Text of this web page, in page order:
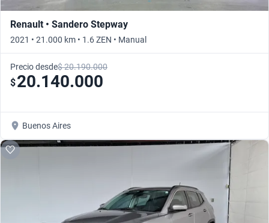
Renault • Sandero Stepway
2021 • 21.000 km • 1.6 ZEN • Manual
Precio desde$ 20.190.000
$20.140.000
Buenos Aires